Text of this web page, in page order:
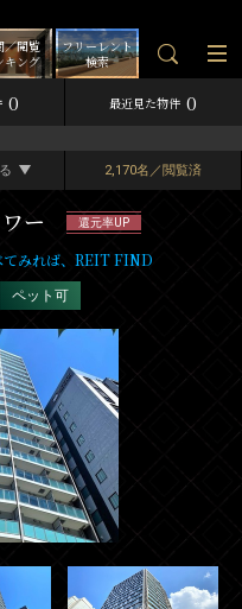
フリーレント
検索
／閲覧
キング
0 最近見た物件 0
2,170名／閲覧済
ー 還元率UP
みれば、REIT FIND
ペット可